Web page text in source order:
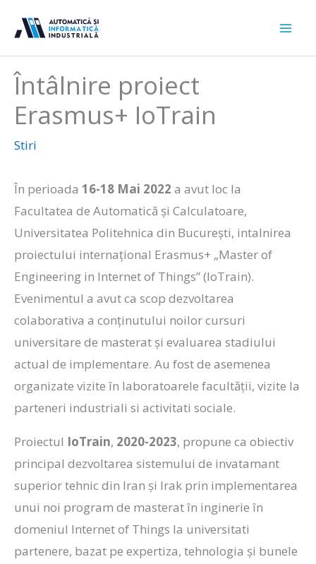
conținut
Întâlnire proiect
Erasmus+ IoTrain
Stiri
În perioada 16-18 Mai 2022 a avut loc la
Facultatea de Automatică și Calculatoare,
Universitatea Politehnica din București, intalnirea
proiectului internațional Erasmus+ „Master of
Engineering in Internet of Things” (IoTrain).
Evenimentul a avut ca scop dezvoltarea
colaborativa a conținutului noilor cursuri
universitare de masterat și evaluarea stadiului
actual de implementare. Au fost de asemenea
organizate vizite în laboratoarele facultății, vizite la
parteneri industriali si activitati sociale.
Proiectul IoTrain, 2020-2023, propune ca obiectiv
principal dezvoltarea sistemului de invatamant
superior tehnic din Iran și Irak prin implementarea
unui noi program de masterat în inginerie în
domeniul Internet of Things la universitati
partenere, bazat pe expertiza, tehnologia și bunele